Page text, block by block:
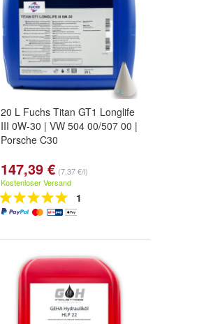
20 L Fuchs Titan GT1 Longlife
III 0W-30 | VW 504 00/507 00 |
Porsche C30
147,39 € (7,37 €/l)
Kostenloser Versand
1